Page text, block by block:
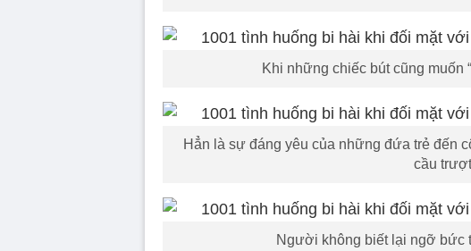
Khi những chiếc bút cũng muốn
Hẳn là sự đáng yêu của những đứa trẻ đến
cầu
Người không biết lại ngỡ